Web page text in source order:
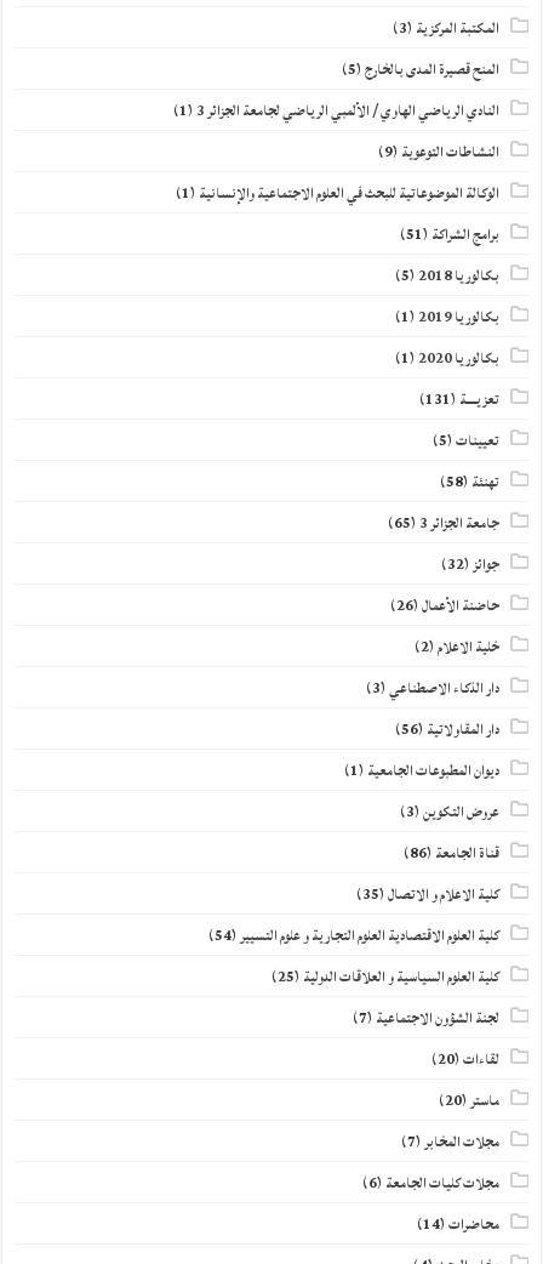
المكتبة المركزية (3)
المنح قصيرة المدى بالخارج(5)
النادي الرياضي الهاوي / الألمبي الرياضي لجامعة الجزائر 3 (1)
النشاطات التوعوية (9)
الوكالة الموضوعاتية للبحث في العلوم الاجتماعية والإنسانية (1)
برامج الشراكة (51)
بكالوريا 2018
(5)
بكالوريا 2019
(1)
بكالوريا 2020
(1)
تعزيــــة (131)
تعيينات(5)
تهنئة (58)
جامعة الجزائر 3 (65)
جوائز(32)
حاضنة الأعمال(26)
خلية الاعلام(2)
دار الذكاء الاصطناعي(3)
دار المقاولاتية (56)
ديوان المطبوعات الجامعية (1)
عروض التكوين(3)
قناة الجامعة (86)
كلية الاعلام و الاتصال(35)
كلية العلوم الاقتصادية العلوم التجارية و علوم التسيير(54)
كلية العلوم السياسية و العلاقات الدولية (25)
لجنة الشؤون الاجتماعية (7)
لقاءات(20)
ماستر(20)
مجلات المخابر(7)
مجلات كليات الجامعة (6)
محاضرات(14)